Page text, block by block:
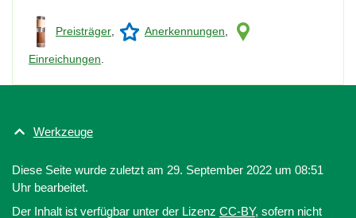
Preisträger Anerkennungen
Einreichungen.
Werkzeuge
Diese Seite wurde zuletzt am 29. September 2022 um 08:51
Uhr bearbeitet.
Der Inhalt ist verfügbar unter der Lizenz CC-BY, sofern nicht